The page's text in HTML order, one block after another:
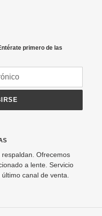
primero de las
Ofrecemos
a lente. Servicio
canal de venta.